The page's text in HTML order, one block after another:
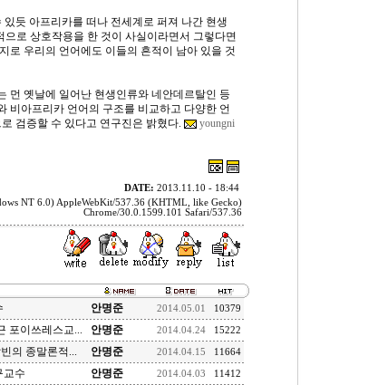
듯 아프리카를 떠나 전세계로 퍼져 나간 현생
로 상호작용을 한 것이 사실이라면서 그렇다면
로 우리의 언어에도 이들의 흔적이 남아 있을 것
먼 옛날에 일어난 현생인류와 네안데르탈인 등
비아프리카 언어의 구조를 비교하고 다양한 언
검증할 수 있다고 연구진은 밝혔다.
youngni
DATE: 2013.11.10 - 18:44
NT 6.0) AppleWebKit/537.36 (KHTML, like Gecko)
Chrome/30.0.1599.101 Safari/537.36
안명준 2014.05.01 10379
포이쓰레스교... 안명준 2014.04.24 15222
의 종말론적... 안명준 2014.04.15 11664
교수 안명준 2014.04.03 11412